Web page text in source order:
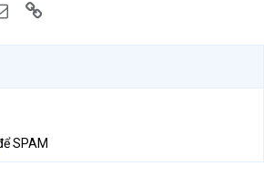
Email
SPAM